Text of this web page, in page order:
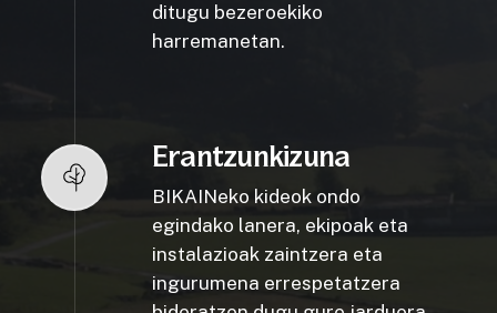
ditugu bezeroekiko
harremanetan.
Erantzunkizuna
BIKAINeko kideok ondo
egindako lanera, ekipoak eta
instalazioak zaintzera eta
ingurumena errespetatzera